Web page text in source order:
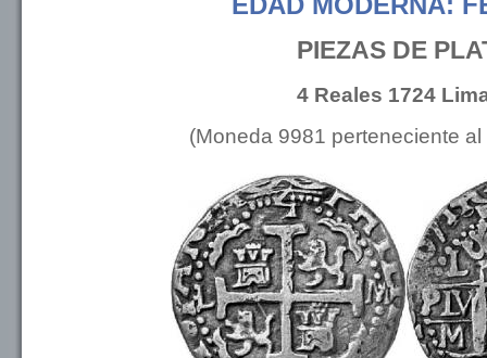
PIEZAS DE
4 Reales 1724
(Moneda 9981 perteneciente al